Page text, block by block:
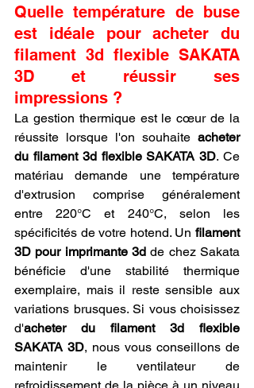
Quelle température de buse
est idéale pour acheter du
filament 3d flexible SAKATA
3D et réussir ses
impressions ?
La gestion thermique est le cœur de la
réussite lorsque l'on souhaite acheter
du filament 3d flexible SAKATA 3D. Ce
matériau demande une température
d'extrusion comprise généralement
entre 220°C et 240°C, selon les
spécificités de votre hotend. Un filament
3D pour imprimante 3d de chez Sakata
bénéficie d'une stabilité thermique
exemplaire, mais il reste sensible aux
variations brusques. Si vous choisissez
d'acheter du filament 3d flexible
SAKATA 3D, nous vous conseillons de
maintenir le ventilateur de